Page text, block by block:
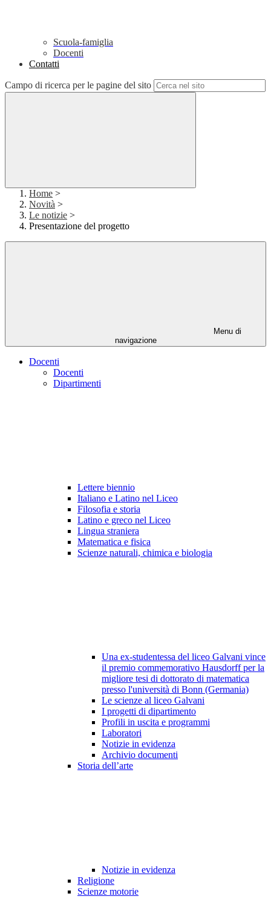
Scuola-famiglia
Docenti
Contatti
Campo di ricerca per le pagine del sito
Home >
Novità >
Le notizie >
Presentazione del progetto
Menu di
navigazione
Docenti
Docenti
Dipartimenti
Lettere biennio
Italiano e Latino nel Liceo
Filosofia e storia
Latino e greco nel Liceo
Lingua straniera
Matematica e fisica
Scienze naturali, chimica e biologia
Una ex-studentessa del liceo Galvani vince
il premio commemorativo Hausdorff per la
migliore tesi di dottorato di matematica
presso l'università di Bonn (Germania)
Le scienze al liceo Galvani
I progetti di dipartimento
Profili in uscita e programmi
Laboratori
Notizie in evidenza
Archivio documenti
Storia dell’arte
Notizie in evidenza
Religione
Scienze motorie